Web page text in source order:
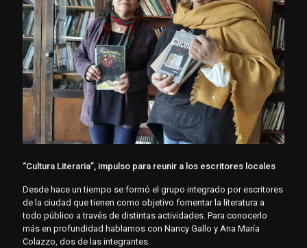
“Cultura Literaria”, impulso para reunir a los escritores locales
Desde hace un tiempo se formó el grupo integrado por escritores
de la ciudad que tienen como objetivo fomentar la literatura a
todo público a través de distintas actividades. Para conocerlo
más en profundidad hablamos con Nancy Gallo y Ana María
Colazzo, dos de las integrantes.